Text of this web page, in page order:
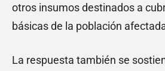
otros insumos destinados a
básicas de la población
La respuesta también se